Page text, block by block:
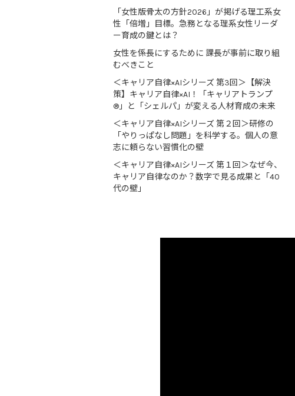
「女性版骨太の方針2026」が掲げる理工系女
性「倍増」目標。急務となる理系女性リーダ
ー育成の鍵とは？
女性を係長にするために 課長が事前に取り組
むべきこと
＜キャリア自律×AIシリーズ 第3回＞【解決
策】キャリア自律×AI！「キャリアトランプ
®」と「シェルパ」が変える人材育成の未来
＜キャリア自律×AIシリーズ 第２回＞研修の
「やりっぱなし問題」を科学する。個人の意
志に頼らない習慣化の壁
＜キャリア自律×AIシリーズ 第１回＞なぜ今、
キャリア自律なのか？数字で見る成果と「40
代の壁」